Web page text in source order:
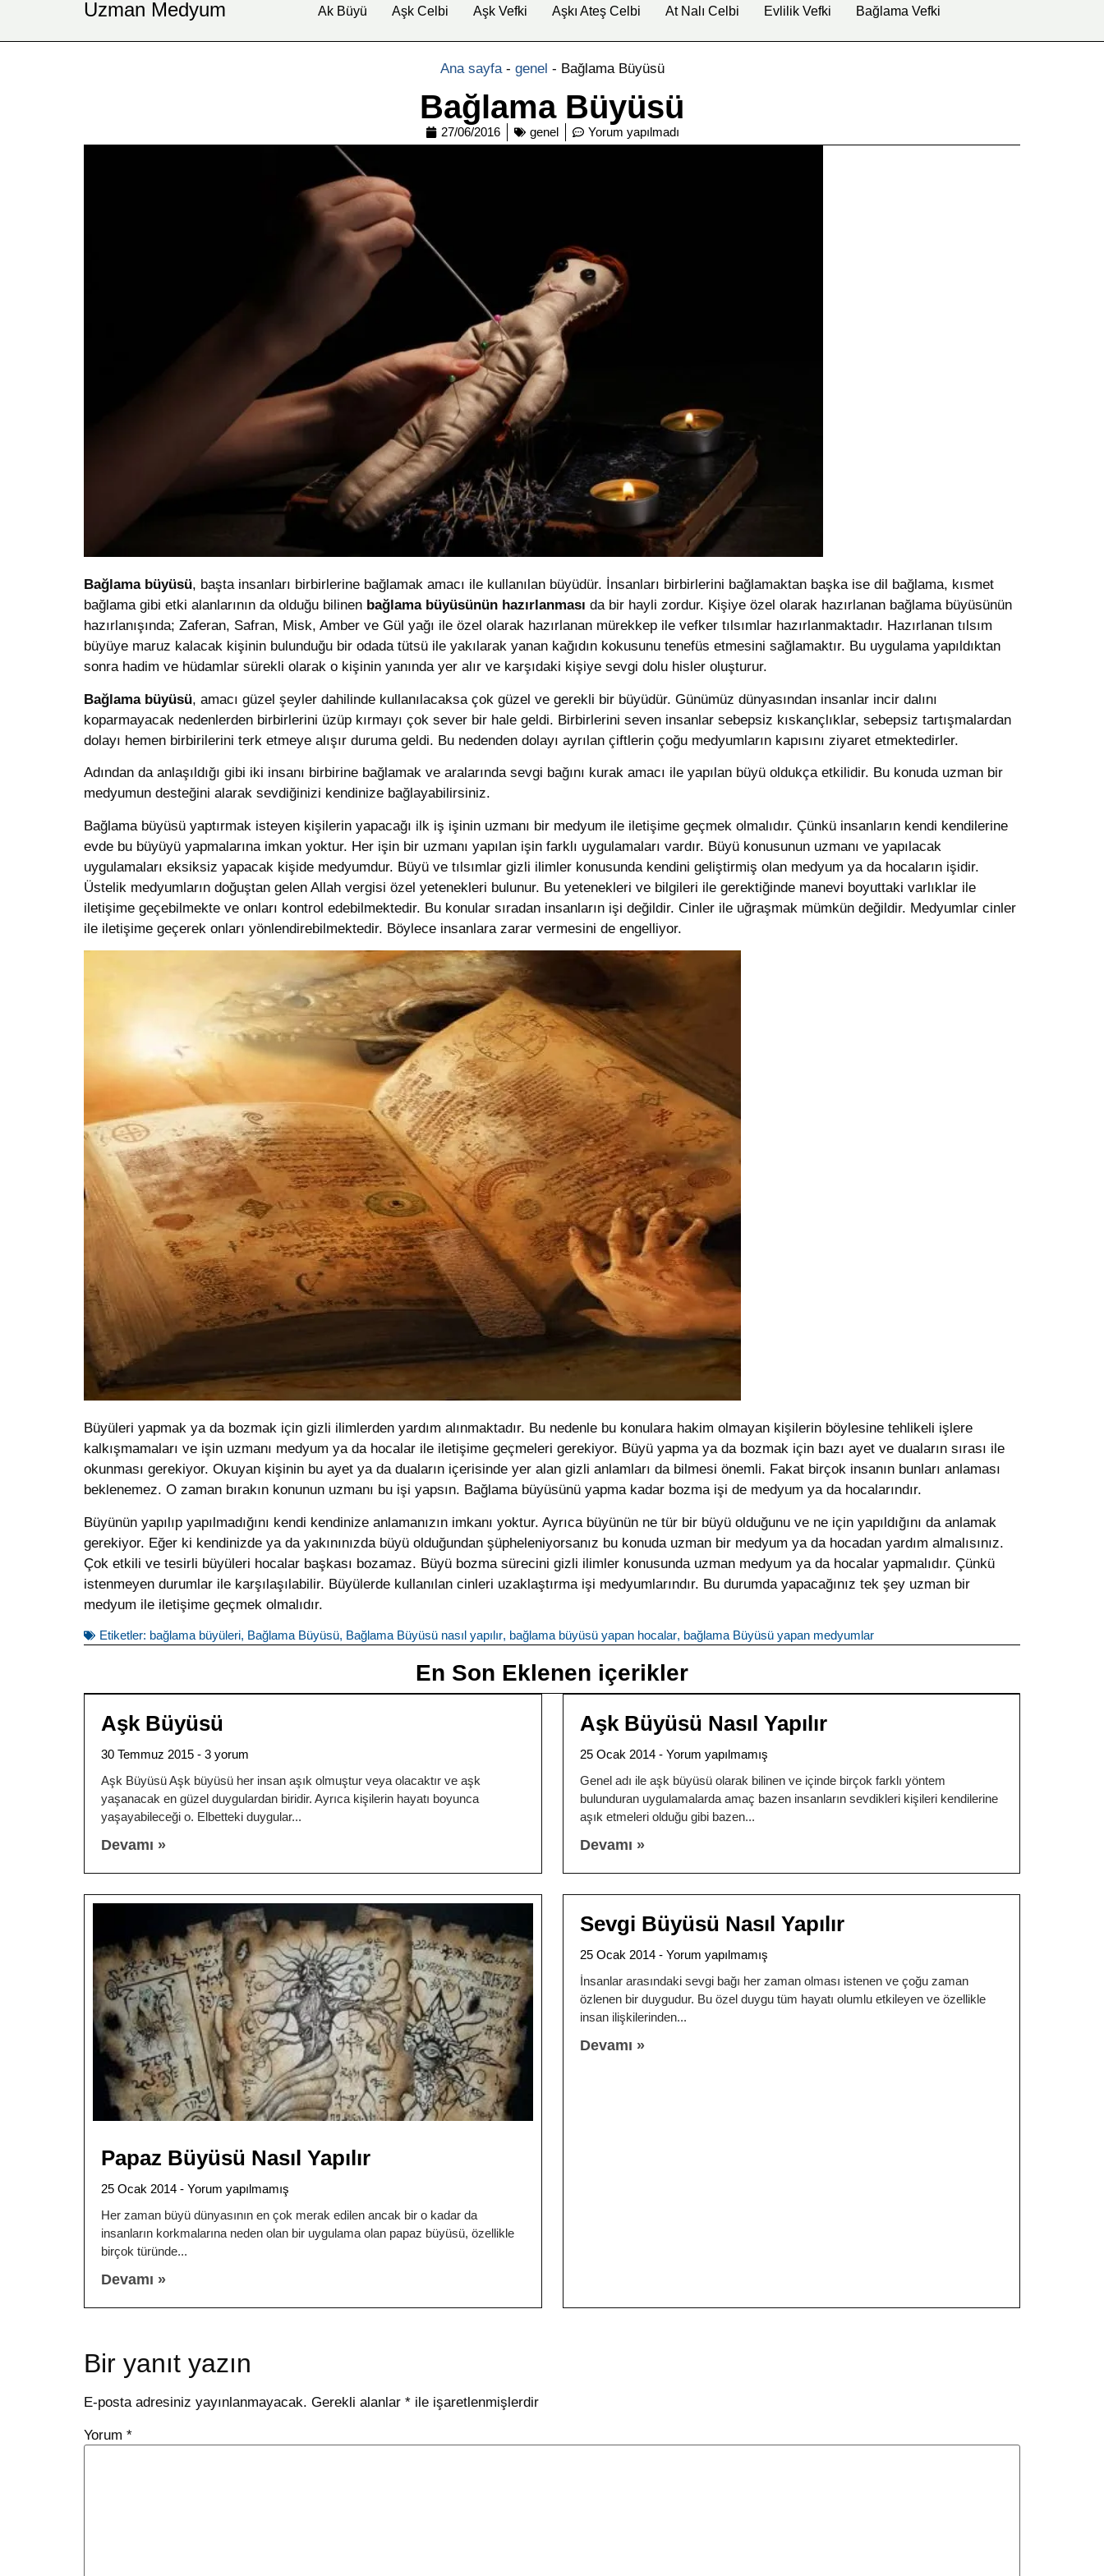
Uzman Medyum Ak Büyü Aşk Celbi Aşk Vefki Aşkı Ateş Celbi At Nalı Celbi Evlilik Vefki Bağlama Vefki
Ana sayfa- genel - Bağlama Büyüsü
Bağlama Büyüsü
27/06/2016 genel Yorum yapılmadı
Bağlama büyüsü, başta insanları birbirlerine bağlamak amacı ile kullanılan büyüdür. İnsanları birbirlerini bağlamaktan başka ise dil bağlama, kısmet
bağlama gibi etki alanlarının da olduğu bilinen bağlama büyüsünün hazırlanması da bir hayli zordur. Kişiye özel olarak hazırlanan bağlama büyüsünün
hazırlanışında; Zaferan, Safran, Misk, Amber ve Gül yağı ile özel olarak hazırlanan mürekkep ile vefker tılsımlar hazırlanmaktadır. Hazırlanan tılsım
büyüye maruz kalacak kişinin bulunduğu bir odada tütsü ile yakılarak yanan kağıdın kokusunu tenefüs etmesini sağlamaktır. Bu uygulama yapıldıktan
sonra hadim ve hüdamlar sürekli olarak o kişinin yanında yer alır ve karşıdaki kişiye sevgi dolu hisler oluşturur.
Bağlama büyüsü, amacı güzel şeyler dahilinde kullanılacaksa çok güzel ve gerekli bir büyüdür. Günümüz dünyasından insanlar incir dalını
koparmayacak nedenlerden birbirlerini üzüp kırmayı çok sever bir hale geldi. Birbirlerini seven insanlar sebepsiz kıskançlıklar, sebepsiz tartışmalardan
dolayı hemen birbirilerini terk etmeye alışır duruma geldi. Bu nedenden dolayı ayrılan çiftlerin çoğu medyumların kapısını ziyaret etmektedirler.
Adından da anlaşıldığı gibi iki insanı birbirine bağlamak ve aralarında sevgi bağını kurak amacı ile yapılan büyü oldukça etkilidir. Bu konuda uzman bir
medyumun desteğini alarak sevdiğinizi kendinize bağlayabilirsiniz.
Bağlama büyüsü yaptırmak isteyen kişilerin yapacağı ilk iş işinin uzmanı bir medyum ile iletişime geçmek olmalıdır. Çünkü insanların kendi kendilerine
evde bu büyüyü yapmalarına imkan yoktur. Her işin bir uzmanı yapılan işin farklı uygulamaları vardır. Büyü konusunun uzmanı ve yapılacak
uygulamaları eksiksiz yapacak kişide medyumdur. Büyü ve tılsımlar gizli ilimler konusunda kendini geliştirmiş olan medyum ya da hocaların işidir.
Üstelik medyumların doğuştan gelen Allah vergisi özel yetenekleri bulunur. Bu yetenekleri ve bilgileri ile gerektiğinde manevi boyuttaki varlıklar ile
iletişime geçebilmekte ve onları kontrol edebilmektedir. Bu konular sıradan insanların işi değildir. Cinler ile uğraşmak mümkün değildir. Medyumlar cinler
ile iletişime geçerek onları yönlendirebilmektedir. Böylece insanlara zarar vermesini de engelliyor.
Büyüleri yapmak ya da bozmak için gizli ilimlerden yardım alınmaktadır. Bu nedenle bu konulara hakim olmayan kişilerin böylesine tehlikeli işlere
kalkışmamaları ve işin uzmanı medyum ya da hocalar ile iletişime geçmeleri gerekiyor. Büyü yapma ya da bozmak için bazı ayet ve duaların sırası ile
okunması gerekiyor. Okuyan kişinin bu ayet ya da duaların içerisinde yer alan gizli anlamları da bilmesi önemli. Fakat birçok insanın bunları anlaması
beklenemez. O zaman bırakın konunun uzmanı bu işi yapsın. Bağlama büyüsünü yapma kadar bozma işi de medyum ya da hocalarındır.
Büyünün yapılıp yapılmadığını kendi kendinize anlamanızın imkanı yoktur. Ayrıca büyünün ne tür bir büyü olduğunu ve ne için yapıldığını da anlamak
gerekiyor. Eğer ki kendinizde ya da yakınınızda büyü olduğundan şüpheleniyorsanız bu konuda uzman bir medyum ya da hocadan yardım almalısınız.
Çok etkili ve tesirli büyüleri hocalar başkası bozamaz. Büyü bozma sürecini gizli ilimler konusunda uzman medyum ya da hocalar yapmalıdır. Çünkü
istenmeyen durumlar ile karşılaşılabilir. Büyülerde kullanılan cinleri uzaklaştırma işi medyumlarındır. Bu durumda yapacağınız tek şey uzman bir
medyum ile iletişime geçmek olmalıdır.
Etiketler: bağlama büyüleri, Bağlama Büyüsü, Bağlama Büyüsü nasıl yapılır, bağlama büyüsü yapan hocalar, bağlama Büyüsü yapan medyumlar
En Son Eklenen içerikler
Aşk Büyüsü
30 Temmuz 2015
3 yorum
Aşk Büyüsü Aşk büyüsü her insan aşık olmuştur veya olacaktır ve aşk
yaşanacak en güzel duygulardan biridir. Ayrıca kişilerin hayatı boyunca
yaşayabileceği o. Elbetteki duygular
Devamı »
Aşk Büyüsü Nasıl Yapılır
25 Ocak 2014
Yorum yapılmamış
Genel adı ile aşk büyüsü olarak bilinen ve içinde birçok farklı yöntem
bulunduran uygulamalarda amaç bazen insanların sevdikleri kişileri kendilerine
aşık etmeleri olduğu gibi bazen
Devamı »
Papaz Büyüsü Nasıl Yapılır
25 Ocak 2014
Yorum yapılmamış
Her zaman büyü dünyasının en çok merak edilen ancak bir o kadar da
insanların korkmalarına neden olan bir uygulama olan papaz büyüsü, özellikle
birçok türünde
Devamı »
Sevgi Büyüsü Nasıl Yapılır
25 Ocak 2014
Yorum yapılmamış
İnsanlar arasındaki sevgi bağı her zaman olması istenen ve çoğu zaman
özlenen bir duygudur. Bu özel duygu tüm hayatı olumlu etkileyen ve özellikle
insan ilişkilerinden
Devamı »
Bir yanıt yazın
E-posta adresiniz yayınlanmayacak. Gerekli alanlar * ile işaretlenmişlerdir
Yorum *